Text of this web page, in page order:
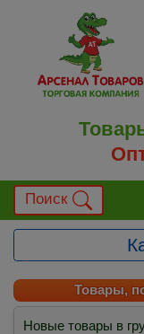
Поиск
Товары,
Новые товары в